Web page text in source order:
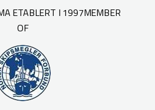
ETABLERT I 1997MEMBER
OF